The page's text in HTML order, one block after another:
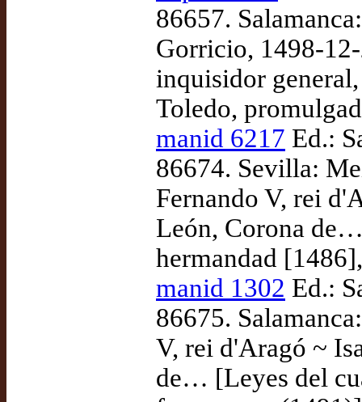
86657.
Gorricio, 1498-
inquisidor
Toledo,
manid 6217 Ed.:
86674. Sevilla:
Fernando V, rei
León, Corona
hermandad
manid 1302 Ed.:
86675.
V, rei d'Aragó ~
de… [Leyes del